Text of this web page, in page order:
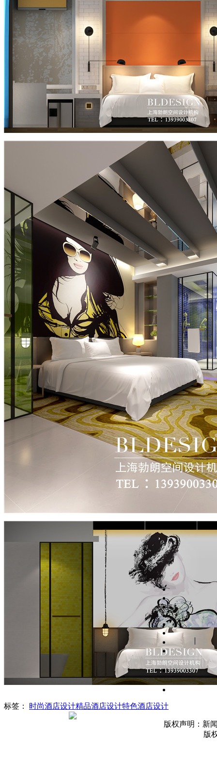
标签： 时尚酒店设计精品酒店设计特色酒店设计
版权声明：新
版